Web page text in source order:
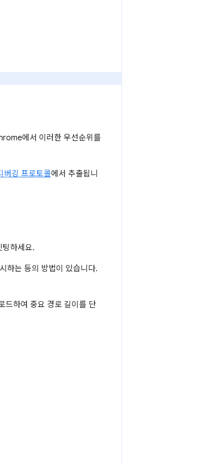
에서 이러한 우선순위를
버깅 프로토콜에서 추출됩니
하세요.
하는 등의 방법이 있습니다.
드하여 중요 경로 길이를 단